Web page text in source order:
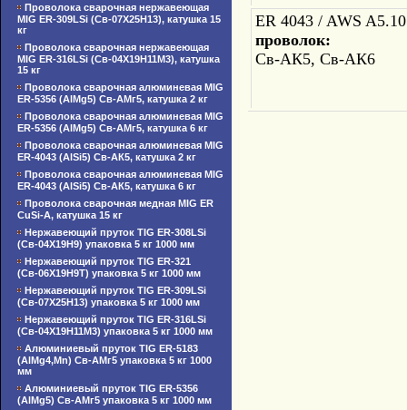
Проволока сварочная нержавеющая
MIG ER-309LSi (Св-07Х25Н13), катушка 15
кг
Проволока сварочная нержавеющая
MIG ER-316LSi (Св-04Х19Н11М3), катушка
15 кг
Проволока сварочная алюминевая MIG
ER-5356 (AlMg5) Св-АМг5, катушка 2 кг
Проволока сварочная алюминевая MIG
ER-5356 (AlMg5) Св-АМг5, катушка 6 кг
Проволока сварочная алюминевая MIG
ER-4043 (AlSi5) Св-АК5, катушка 2 кг
Проволока сварочная алюминевая MIG
ER-4043 (AlSi5) Св-АК5, катушка 6 кг
Проволока сварочная медная MIG ER
CuSi-A, катушка 15 кг
Нержавеющий пруток TIG ER-308LSi
(Св-04Х19Н9) упаковка 5 кг 1000 мм
Нержавеющий пруток TIG ER-321
(Св-06Х19Н9Т) упаковка 5 кг 1000 мм
Нержавеющий пруток TIG ER-309LSi
(Св-07Х25Н13) упаковка 5 кг 1000 мм
Нержавеющий пруток TIG ER-316LSi
(Св-04Х19Н11М3) упаковка 5 кг 1000 мм
Алюминиевый пруток TIG ER-5183
(AlMg4,Mn) Св-АМг5 упаковка 5 кг 1000
мм
Алюминиевый пруток TIG ER-5356
(AlMg5) Св-АМг5 упаковка 5 кг 1000 мм
ER 4043 / AWS
проволок:
Св-АК5, Св-АК6